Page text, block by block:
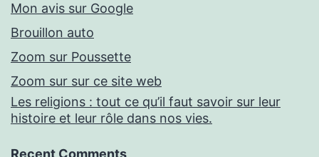
Mon avis sur Google
Brouillon auto
Zoom sur Poussette
Zoom sur sur ce site web
Les religions : tout ce qu’il faut savoir sur leur
histoire et leur rôle dans nos vies.